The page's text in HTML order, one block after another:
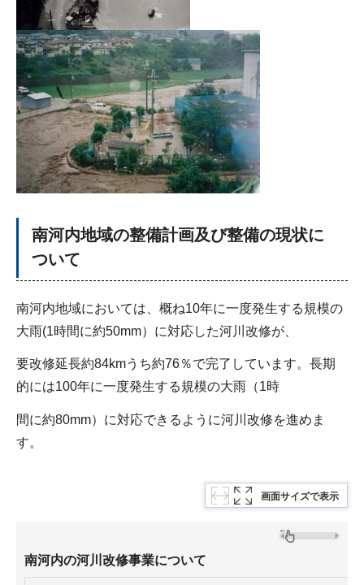
南河内地域の整備計画及び整備の現状に
ついて
南河内地域においては、概ね10年に一度発生する規模の
大雨(1時間に約50mm）に対応した河川改修が、
要改修延長約84kmうち約76％で完了しています。長期
的には100年に一度発生する規模の大雨（1時
間に約80mm）に対応できるように河川改修を進めま
す。
画面サイズで表示
南河内の河川改修事業について